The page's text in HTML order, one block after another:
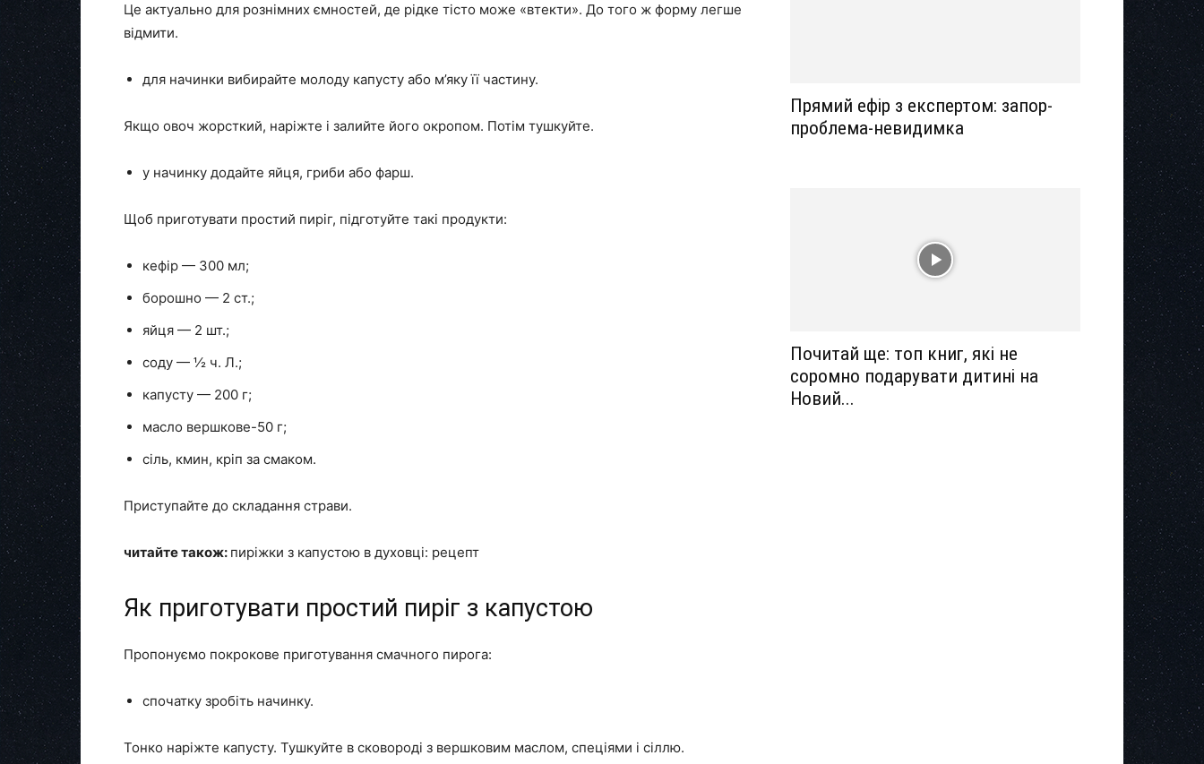
Це актуально для рознімних ємностей, де рідке тісто може «втекти». До того ж форму легше
відмити.
для начинки вибирайте молоду капусту або м’яку її частину.
Якщо овоч жорсткий, наріжте і залийте його окропом. Потім тушкуйте.
у начинку додайте яйця, гриби або фарш.
Щоб приготувати простий пиріг, підготуйте такі продукти:
кефір — 300 мл;
борошно — 2 ст.;
яйця — 2 шт.;
соду — ½ ч. Л.;
капусту — 200 г;
масло вершкове-50 г;
сіль, кмин, кріп за смаком.
Приступайте до складання страви.
читайте також: пиріжки з капустою в духовці: рецепт
Як приготувати простий пиріг з капустою
Пропонуємо покрокове приготування смачного пирога:
спочатку зробіть начинку.
Тонко наріжте капусту. Тушкуйте в сковороді з вершковим маслом, спеціями і сіллю.
Прямий ефір з експертом: запор-
проблема-невидимка
Почитай ще: топ книг, які не
соромно подарувати дитині на
Новий...